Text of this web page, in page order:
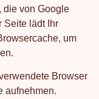
die von Google
Seite lädt Ihr
um
Browser
aufnehmen.